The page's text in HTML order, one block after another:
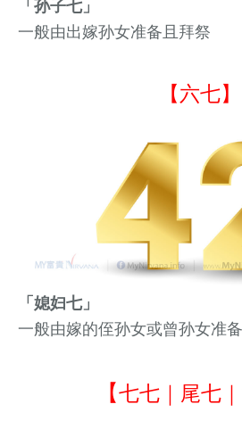
「孙子七」
一般由出嫁孙女准备且拜祭
【六七】
「媳妇七」
一般由嫁的侄孙女或曾孙女准
【七七｜尾七｜